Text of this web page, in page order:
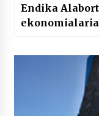
Endika